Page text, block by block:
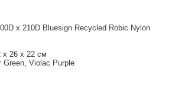
x 210D Bluesign Recycled Robic Nylon
х 26 х 22 см
Green, Violac Purple